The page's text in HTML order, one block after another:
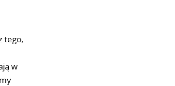
tego,
w